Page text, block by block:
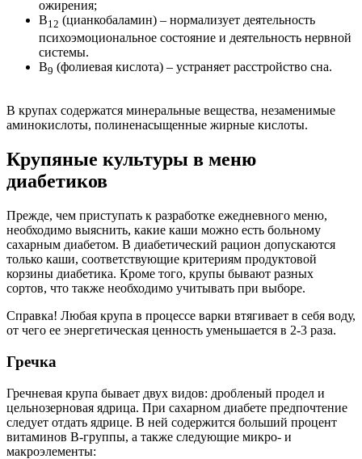
ожирения;
В12 (цианкобаламин) – нормализует деятельность
психоэмоциональное состояние и деятельность нервной
системы.
В9 (фолиевая кислота) – устраняет расстройство сна.
В крупах содержатся минеральные вещества, незаменимые
аминокислоты, полиненасыщенные жирные кислоты.
Крупяные культуры в меню
диабетиков
Прежде, чем приступать к разработке ежедневного меню,
необходимо выяснить, какие каши можно есть больному
сахарным диабетом. В диабетический рацион допускаются
только каши, соответствующие критериям продуктовой
корзины диабетика. Кроме того, крупы бывают разных
сортов, что также необходимо учитывать при выборе.
Справка! Любая крупа в процессе варки втягивает в себя воду,
от чего ее энергетическая ценность уменьшается в 2-3 раза.
Гречка
Гречневая крупа бывает двух видов: дробленый продел и
цельнозерновая ядрица. При сахарном диабете предпочтение
следует отдать ядрице. В ней содержится больший процент
витаминов В-группы, а также следующие микро- и
макроэлементы: